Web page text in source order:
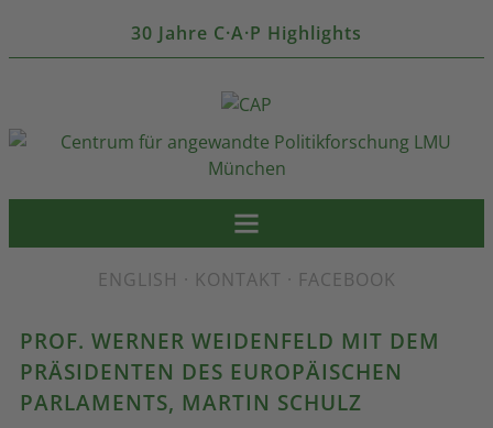
30 Jahre C·A·P Highlights
ENGLISH · KONTAKT · FACEBOOK
PROF. WERNER WEIDENFELD MIT DEM
PRÄSIDENTEN DES EUROPÄISCHEN
PARLAMENTS, MARTIN SCHULZ